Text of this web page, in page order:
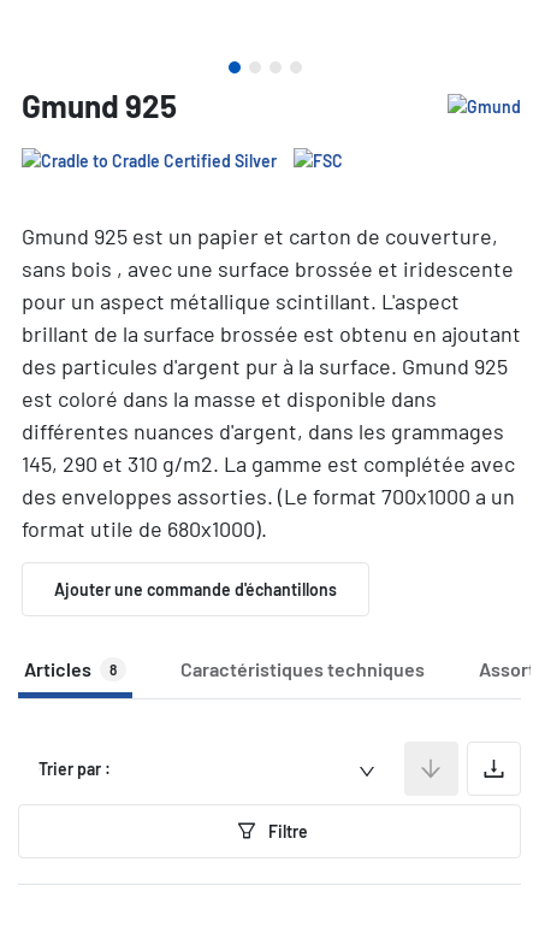
Gmund 925
Gmund 925 est un papier et carton de couverture,
sans bois , avec une surface brossée et iridescente
pour un aspect métallique scintillant. L'aspect
brillant de la surface brossée est obtenu en ajoutant
des particules d'argent pur à la surface. Gmund 925
est coloré dans la masse et disponible dans
différentes nuances d'argent, dans les grammages
145, 290 et 310 g/m2. La gamme est complétée avec
des enveloppes assorties. (Le format 700x1000 a un
format utile de 680x1000).
Ajouter une commande d'échantillons
Articles 8 Caractéristiques techniques
Trier par :
Filtre